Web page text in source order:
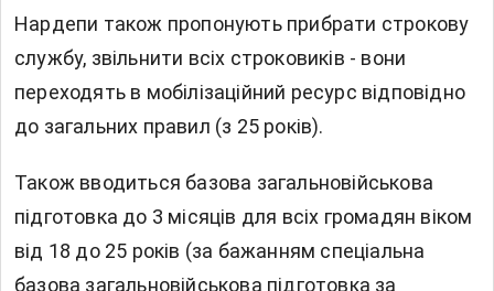
Нардепи також пропонують прибрати строкову
службу, звільнити всіх строковиків - вони
переходять в мобілізаційний ресурс відповідно
до загальних правил (з 25 років).
Також вводиться базова загальновійськова
підготовка до 3 місяців для всіх громадян віком
від 18 до 25 років (за бажанням спеціальна
базова загальновійськова підготовка за